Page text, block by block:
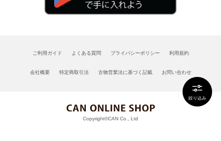
絞り込み
ご利用ガイド よくある質問 プライバシーポリシー 利用規約
会社概要 特定商取引法 古物営業法に基づく記載 お問い合わせ
Copyright©CAN Co., Ltd